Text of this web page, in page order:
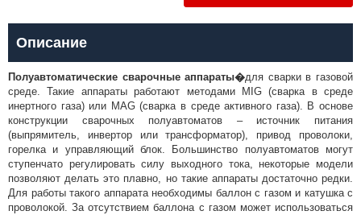
Описание
Полуавтоматические сварочные аппараты�для сварки в газовой
среде. Такие аппараты работают методами MIG (сварка в среде
инертного газа) или MAG (сварка в среде активного газа). В основе
конструкции сварочных полуавтоматов – источник питания
(выпрямитель, инвертор или трансформатор), привод проволоки,
горелка и управляющий блок. Большинство полуавтоматов могут
ступенчато регулировать силу выходного тока, некоторые модели
позволяют делать это плавно, но такие аппараты достаточно редки.
Для работы такого аппарата необходимы баллон с газом и катушка с
проволокой. За отсутствием баллона с газом может использоваться